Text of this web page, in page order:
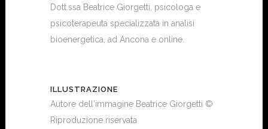
Dott.ssa Beatrice Giorgetti, psicologa e
psicoterapeuta specializzata in analisi
bioenergetica, ad Ancona e online.
ILLUSTRAZIONE
Autore dell'immagine Beatrice Giorgetti ©
Riproduzione riservata